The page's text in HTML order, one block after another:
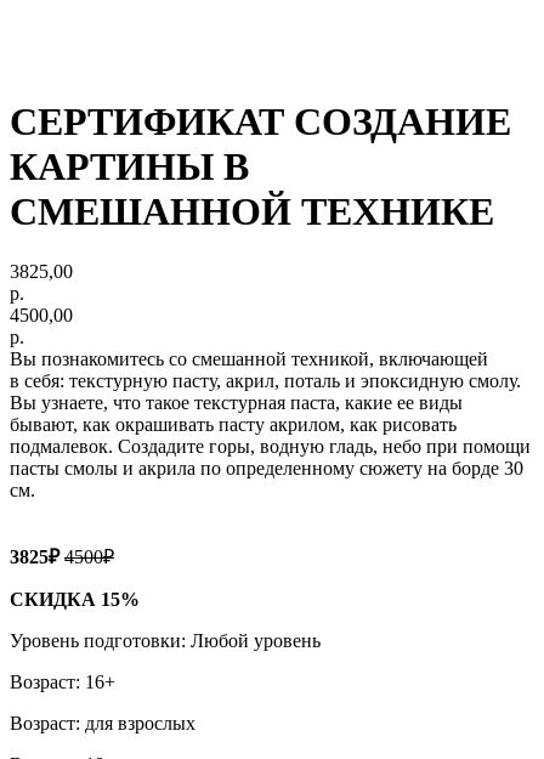
СЕРТИФИКАТ СОЗДАНИЕ
КАРТИНЫ В
СМЕШАННОЙ ТЕХНИКЕ
3825,00
р.
4500,00
р.
Вы познакомитесь со смешанной техникой, включающей
в себя: текстурную пасту, акрил, поталь и эпоксидную смолу.
Вы узнаете, что такое текстурная паста, какие ее виды
бывают, как окрашивать пасту акрилом, как рисовать
подмалевок. Создадите горы, водную гладь, небо при помощи
пасты смолы и акрила по определенному сюжету на борде 30
см.
3825₽4500₽
СКИДКА 15%
Уровень подготовки: Любой уровень
Возраст: 16+
Возраст: для взрослых